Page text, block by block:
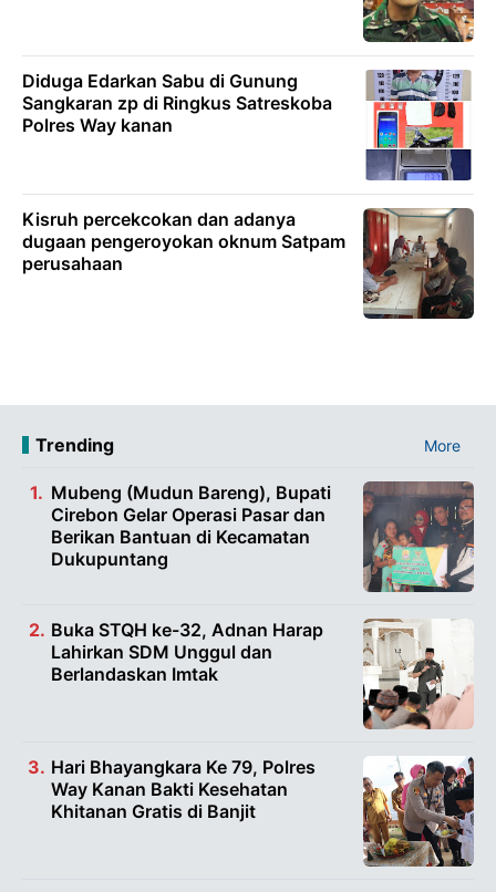
Diduga Edarkan Sabu di Gunung
Sangkaran zp di Ringkus Satreskoba
Polres Way kanan
Kisruh percekcokan dan adanya
dugaan pengeroyokan oknum Satpam
perusahaan
Trending More
Mubeng (Mudun Bareng), Bupati
Cirebon Gelar Operasi Pasar dan
Berikan Bantuan di Kecamatan
Dukupuntang
Buka STQH ke-32, Adnan Harap
Lahirkan SDM Unggul dan
Berlandaskan Imtak
Hari Bhayangkara Ke 79, Polres
Way Kanan Bakti Kesehatan
Khitanan Gratis di Banjit